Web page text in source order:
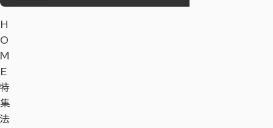
H
O
M
E
特
集
法